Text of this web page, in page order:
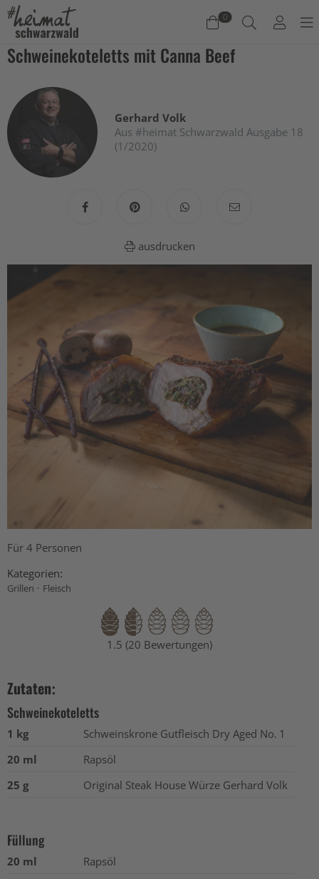
0
Es befinden sich keine Produkte im Warenkorb.
Jetzt einkaufen
Schweinekoteletts mit Canna Beef
Gerhard Volk
Aus #heimat Schwarzwald Ausgabe 18
(1/2020)
ausdrucken
Für 4 Personen
Kategorien:
Grillen · Fleisch
1.5 (20 Bewertungen)
Zutaten:
Schweinekoteletts
1 kg
Schweinskrone Gutfleisch Dry Aged No. 1
20 ml
Rapsöl
25 g
Original Steak House Würze Gerhard Volk
Füllung
20 ml
Rapsöl